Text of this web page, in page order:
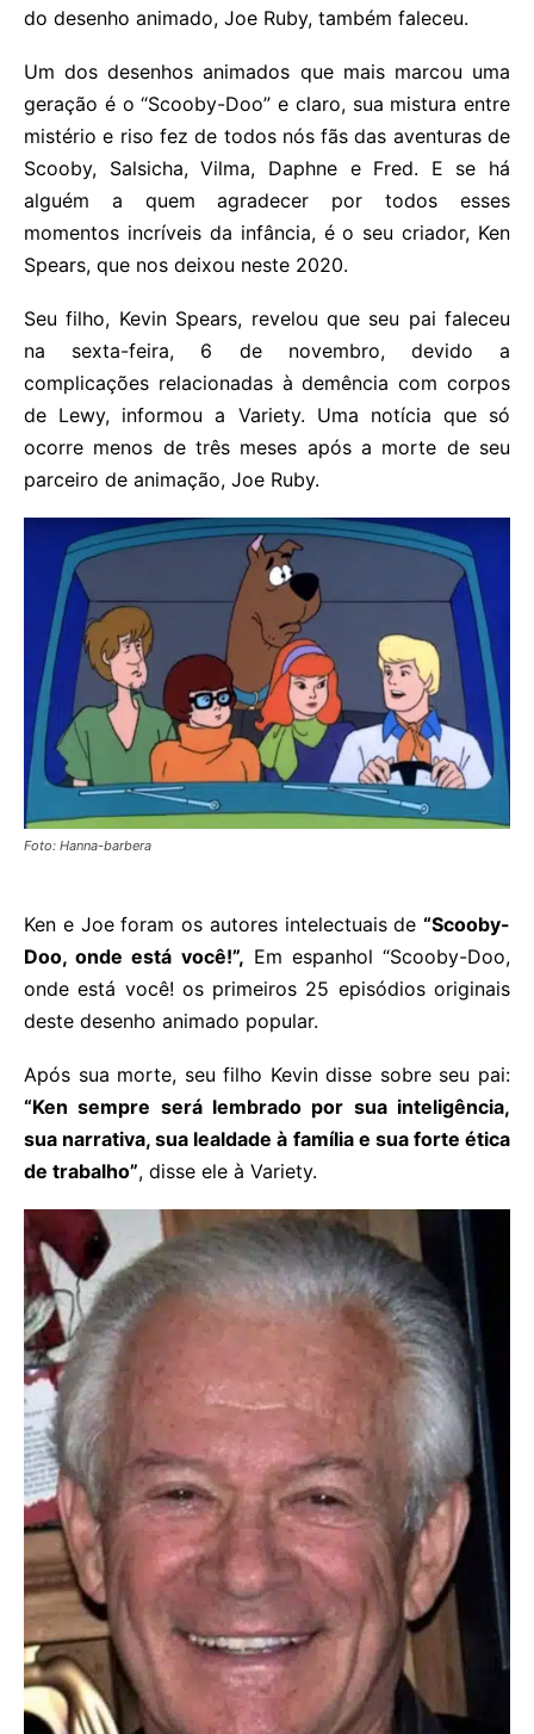
do desenho animado, Joe Ruby, também faleceu.
Um dos desenhos animados que mais marcou uma
geração é o “Scooby-Doo” e claro, sua mistura entre
mistério e riso fez de todos nós fãs das aventuras de
Scooby, Salsicha, Vilma, Daphne e Fred. E se há
alguém a quem agradecer por todos esses
momentos incríveis da infância, é o seu criador, Ken
Spears, que nos deixou neste 2020.
Seu filho, Kevin Spears, revelou que seu pai faleceu
na sexta-feira, 6 de novembro, devido a
complicações relacionadas à demência com corpos
de Lewy, informou a Variety. Uma notícia que só
ocorre menos de três meses após a morte de seu
parceiro de animação, Joe Ruby.
Foto: Hanna-barbera
Ken e Joe foram os autores intelectuais de “Scooby-
Doo, onde está você!”, Em espanhol “Scooby-Doo,
onde está você! os primeiros 25 episódios originais
deste desenho animado popular.
Após sua morte, seu filho Kevin disse sobre seu pai:
“Ken sempre será lembrado por sua inteligência,
sua narrativa, sua lealdade à família e sua forte ética
de trabalho”, disse ele à Variety.